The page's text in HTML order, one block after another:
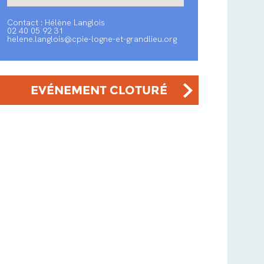
Contact : Hélène Langlois
02 40 05 92 31
helene.langlois@cpie-logne-et-grandlieu.org
EVÉNEMENT CLOTURÉ